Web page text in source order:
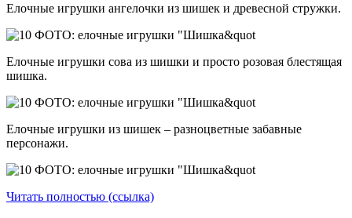
Елочные игрушки ангелочки из шишек и древесной стружки.
Елочные игрушки сова из шишки и просто розовая блестящая
шишка.
Елочные игрушки из шишек – разноцветные забавные
персонажи.
Читать полностью (ссылка)